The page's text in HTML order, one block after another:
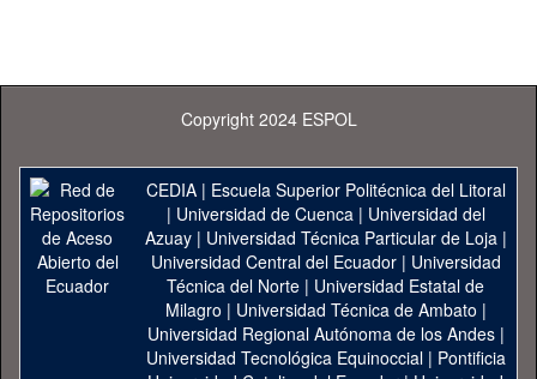
Copyright 2024 ESPOL
CEDIA| Escuela Superior Politécnica del Litoral
| Universidad de Cuenca| Universidad del
Azuay| Universidad Técnica Particular de Loja|
Universidad Central del Ecuador| Universidad
Técnica del Norte | Universidad Estatal de
Milagro | Universidad Técnica de Ambato |
Universidad Regional Autónoma de los Andes|
Universidad Tecnológica Equinoccial| Pontificia